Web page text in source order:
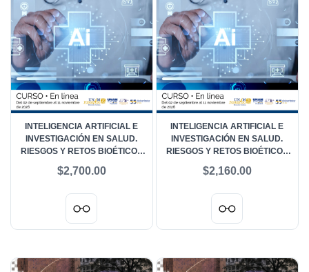
INTELIGENCIA ARTIFICIAL E
INVESTIGACIÓN EN SALUD.
RIESGOS Y RETOS BIOÉTICOS
PÚBLICO EN GENERAL
$2,700.00
INTELIGENCIA ARTIFICIAL E
INVESTIGACIÓN EN SALUD.
RIESGOS Y RETOS BIOÉTICOS
COMUNIDAD UNAM
$2,160.00